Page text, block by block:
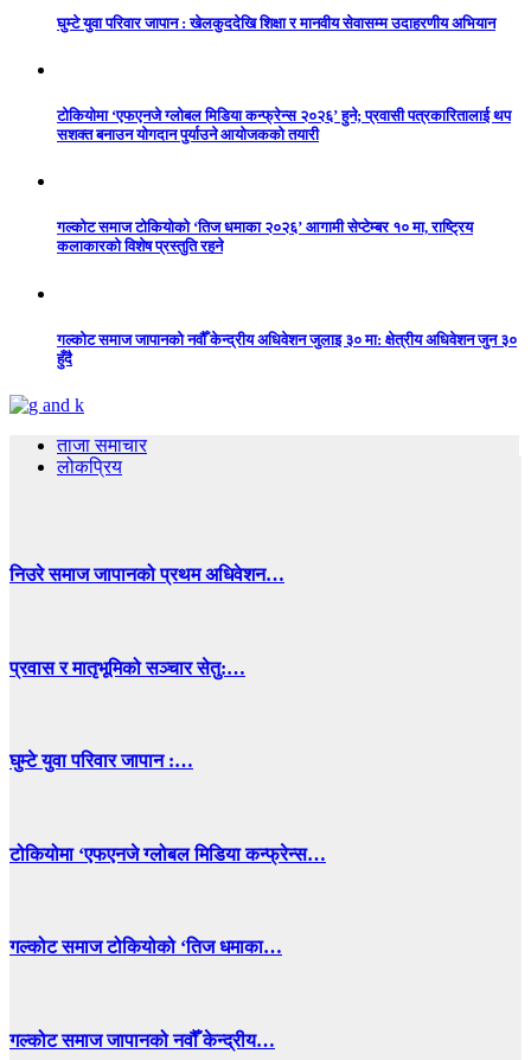
घुम्टे युवा परिवार जापान : खेलकुददेखि शिक्षा र मानवीय सेवासम्म उदाहरणीय अभियान
टोकियोमा ‘एफएनजे ग्लोबल मिडिया कन्फ्रेन्स २०२६’ हुने; प्रवासी पत्रकारितालाई थप
सशक्त बनाउन योगदान पुर्याउने आयोजकको तयारी
गल्कोट समाज टोकियोको ‘तिज धमाका २०२६’ आगामी सेप्टेम्बर १० मा, राष्ट्रिय
कलाकारको विशेष प्रस्तुति रहने
गल्कोट समाज जापानको नवौँ केन्द्रीय अधिवेशन जुलाइ ३० मा: क्षेत्रीय अधिवेशन जुन ३०
हुँदै
ताजा समाचार
लोकप्रिय
निउरे समाज जापानको प्रथम अधिवेशन…
प्रवास र मातृभूमिको सञ्चार सेतु:…
घुम्टे युवा परिवार जापान :…
टोकियोमा ‘एफएनजे ग्लोबल मिडिया कन्फ्रेन्स…
गल्कोट समाज टोकियोको ‘तिज धमाका…
गल्कोट समाज जापानको नवौँ केन्द्रीय…